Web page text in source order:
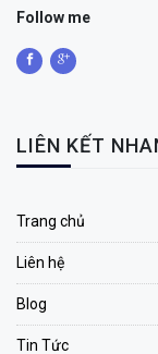
Follow me
LIÊN KẾT
Trang chủ
Liên hệ
Blog
Tin Tức